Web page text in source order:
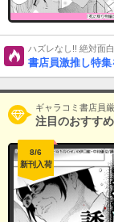
ハズレなし!! 絶対面
書店員激推し特集
ギャラコミ書店員
注目のおすすめ
8/6
新刊入荷